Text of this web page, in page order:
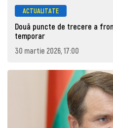
ACTUALITATE
Două puncte de trecere a
temporar
30 martie 2026, 17:00